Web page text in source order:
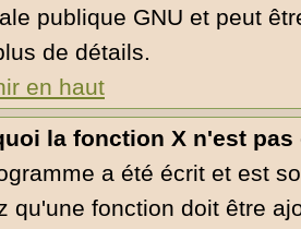
publique GNU et peut
de détails.
en haut
la fonction X n'est
a été écrit et est
qu'une fonction doit être